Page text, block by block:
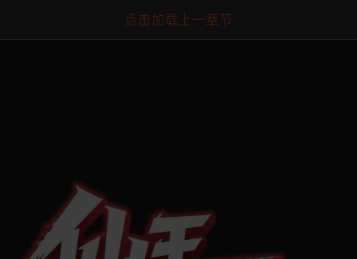
点击加载上一章节